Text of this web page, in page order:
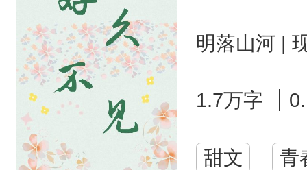
明落山河 |
1.7万字
甜文 青